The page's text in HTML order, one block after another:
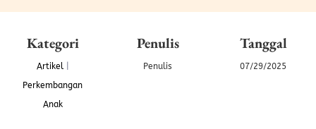
Kategori
Artikel|
Perkembangan
Anak
Penulis
Penulis
Tanggal
07/29/2025